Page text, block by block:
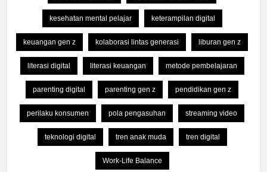
kesehatan mental pelajar keterampilan digital
keuangan gen z kolaborasi lintas generasi liburan gen z
literasi digital literasi keuangan metode pembelajaran
parenting digital parenting gen z pendidikan gen z
perilaku konsumen pola pengasuhan streaming video
teknologi digital tren anak muda tren digital
Work-Life Balance